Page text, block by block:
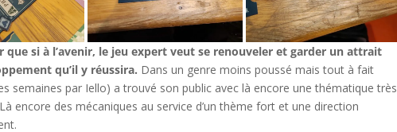
si à l’avenir, le jeu expert veut se renouveler et garder un attrait
qu’il y réussira. Dans un genre moins poussé mais tout à fait
semaines par Iello) a trouvé son public avec là encore une thématique très
encore des mécaniques au service d’un thème fort et une direction